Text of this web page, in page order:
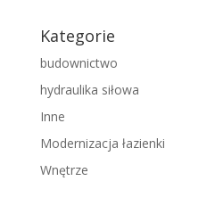
Kategorie
budownictwo
hydraulika siłowa
Inne
Modernizacja łazienki
Wnętrze